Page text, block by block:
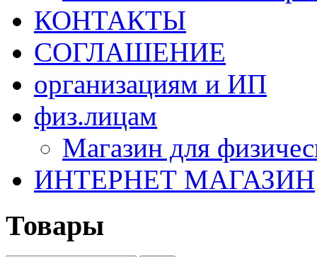
КОНТАКТЫ
СОГЛАШЕНИЕ
организациям и ИП
физ.лицам
Магазин для
ИНТЕРНЕТ МАГАЗИН
Товары